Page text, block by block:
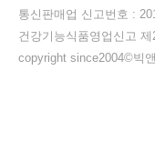
통신판매업 신고번호 :
건강기능식품영업신고 제
copyright since2004©빅